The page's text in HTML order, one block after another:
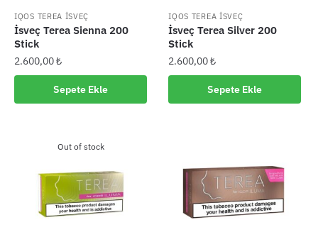
IQOS TEREA İSVEÇ
İsveç Terea Sienna 200
Stick
2.600,00₺
Sepete Ekle
IQOS TEREA İSVEÇ
İsveç Terea Silver 200
Stick
2.600,00₺
Sepete Ekle
Out of stock